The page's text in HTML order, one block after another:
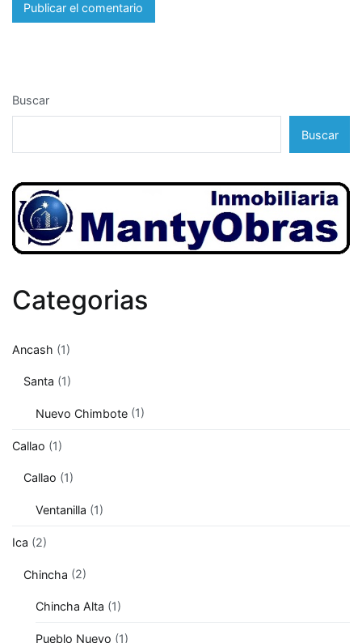
Buscar
Buscar
Categorias
Ancash (1)
Santa (1)
Nuevo Chimbote(1)
Callao (1)
Callao (1)
Ventanilla (1)
Ica (2)
Chincha (2)
Chincha Alta (1)
Pueblo Nuevo (1)